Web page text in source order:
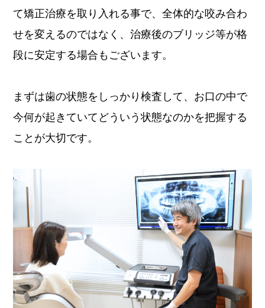
て矯正治療を取り入れる事で、全体的な咬み合わ
せを変えるのではなく、治療後のブリッジ等が格
段に安定する場合もございます。
まずは歯の状態をしっかり検査して、お口の中で
今何が起きていてどういう状態なのかを把握する
ことが大切です。